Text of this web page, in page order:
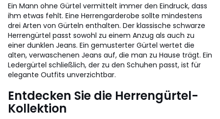
Ein Mann ohne Gürtel vermittelt immer den Eindruck, dass
ihm etwas fehlt. Eine Herrengarderobe sollte mindestens
drei Arten von Gürteln enthalten. Der klassische schwarze
Herrengürtel passt sowohl zu einem Anzug als auch zu
einer dunklen Jeans. Ein gemusterter Gürtel wertet die
alten, verwaschenen Jeans auf, die man zu Hause trägt. Ein
Ledergürtel schließlich, der zu den Schuhen passt, ist für
elegante Outfits unverzichtbar.
Entdecken Sie die Herrengürtel-
Kollektion